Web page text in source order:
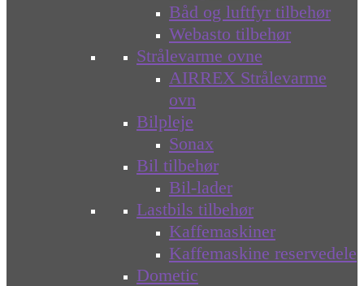
Båd og luftfyr tilbehør
Webasto tilbehør
Strålevarme ovne
AIRREX Strålevarme
ovn
Bilpleje
Sonax
Bil tilbehør
Bil-lader
Lastbils tilbehør
Kaffemaskiner
Kaffemaskine reservedele
Dometic